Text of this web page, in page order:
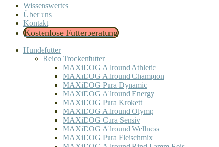
Wissenswertes
Über uns
Kontakt
Kostenlose Futterberatung
Hundefutter
Reico Trockenfutter
MAXiDOG Allround Athletic
MAXiDOG Allround Champion
MAXiDOG Pura Dynamic
MAXiDOG Allround Energy
MAXiDOG Pura Krokett
MAXiDOG Allround Olymp
MAXiDOG Cura Sensiv
MAXiDOG Allround Wellness
MAXiDOG Pura Fleischmix